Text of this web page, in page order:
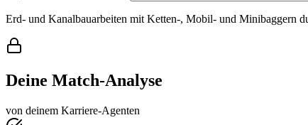
Erd- und Kanalbauarbeiten mit Ketten-, Mobil- und Minibaggern
Deine Match-Analyse
von deinem Karriere-Agenten